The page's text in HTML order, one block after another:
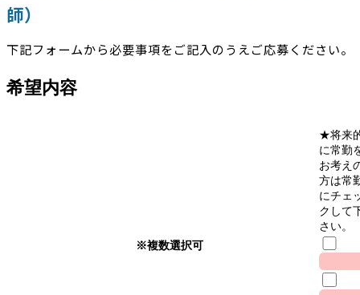
師）
下記フォームから必要事項をご記入のうえご応募ください。
希望内容
※複数選択可
★将来
に常勤
お考え
方は常
にチェ
クして
さい。